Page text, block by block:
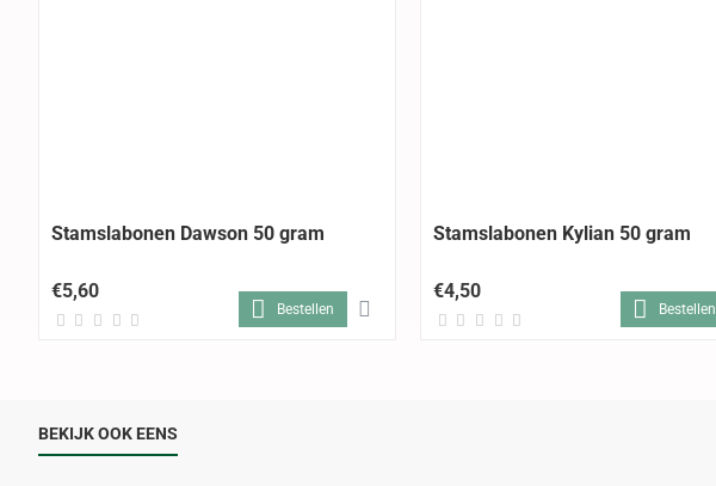
Stamslabonen Dawson 50 gram
€5,60
Bestellen
Stamslabonen Kylian 50 gram
€4,50
Bestellen
BEKIJK OOK EENS